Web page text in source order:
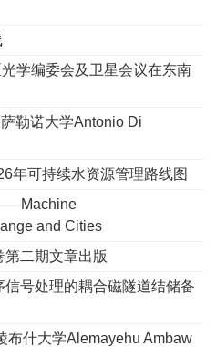
学编委会及卫星会议在东南
勒诺大学Antonio Di
年可持续水资源管理路线图
and Cities
二期文章出版
信号处理的耦合磁隧道结储备
布什大学Alemayehu Ambaw